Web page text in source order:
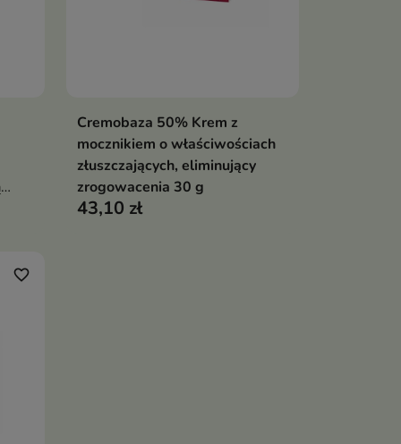
A
 Dodaj do koszyka
Cremobaza 50% Krem z
mocznikiem o właściwościach
złuszczających, eliminujący
zrogowacenia 30 g
43,10 zł
favorite_border